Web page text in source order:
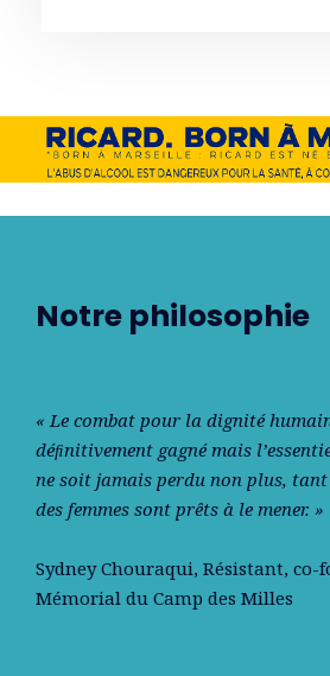
Notre philosophie
« Le combat pour la dignité
déﬁnitivement gagné mais
ne soit jamais perdu non plus, tant
des femmes sont prêts à le mener. »
Sydney Chouraqui, Résistant, co-
Mémorial du Camp des Milles